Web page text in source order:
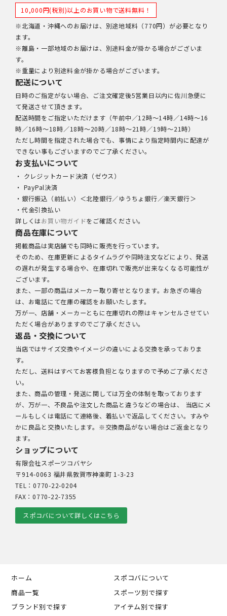
10,000円(税別)以上のお買い物で送料無料！
※北海道・沖縄へのお届けは、別途地域料（770円）が必要となり
ます。
※離島・一部地域のお届けは、別途料金が掛かる場合がございま
す。
※重量により別途料金が掛かる場合がございます。
配送について
日時のご指定がない場合、ご注文確定後5営業日以内に佐川急便に
て発送させて頂きます。
配送時間をご指定いただけます（午前中／12時～14時／14時～16
時／16時～18時／18時～20時／18時～21時／19時～21時）
ただし時間を指定された場合でも、事情により指定時間内に配達が
できない事もございますのでご了承ください。
お支払いについて
・ クレジットカード決済（ゼウス）
・ PayPal決済
・銀行振込（前払い）＜北陸銀行／ゆうちょ銀行／楽天銀行＞
・代金引換払い
詳しくはお買い物ガイドをご確認ください。
商品在庫について
掲載商品は実店舗でも同時に販売を行っています。
そのため、在庫更新によるタイムラグや同時注文などにより、発送
の遅れが発生する場合や、在庫切れで販売が出来なくなる可能性が
ございます。
また、一部の商品はメーカー取り寄せとなります。お急ぎの場合
は、お電話にて在庫の確認をお願いたします。
万が一、店舗・メーカーともに在庫切れの際はキャンセルさせてい
ただく場合がありますのでご了承ください。
返品・交換について
当店ではサイズ交換やイメージの違いによる交換を承っておりま
す。
ただし、送料はすべてお客様負担となりますので予めご了承くださ
い。
また、商品の管理・発送に関しては万全の体制を取っております
が、万が一、不良品や注文した商品と違うなどの場合は、 当店にメ
ールもしくは電話にて連絡後、着払いで返品してください。すみや
かに良品と交換いたします。※交換商品がない場合はご返金となり
ます。
ショップについて
有限会社スポーツコバヤシ
〒914-0063 福井県敦賀市神楽町 1-3-23
TEL：0770-22-0204
FAX：0770-22-7355
スポコバについて詳しくはこちら
ホーム
スポコバについて
商品一覧
スポーツ別で探す
ブランド別で探す
アイテム別で探す